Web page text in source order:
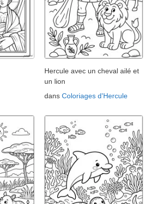
Hercule avec un cheval ailé et
un lion
dans Coloriages d'Hercule